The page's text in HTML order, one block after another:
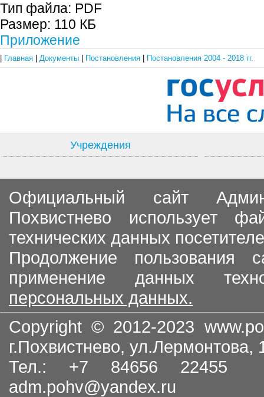
Тип файла: PDF
Размер: 110 КБ
Приложение
Главная Документы Постановления Постановления 2004 - 2018 гг.
Учреждения
Официальный сайт
Похвистнево использует
технических данных
Продолжение пользования
применение данных
персональных данных.
Copyright © 2012-2023
г.Похвистнево, ул.Лермонтова,
Тел.: +7 84656
adm.pohv@yandex.ru